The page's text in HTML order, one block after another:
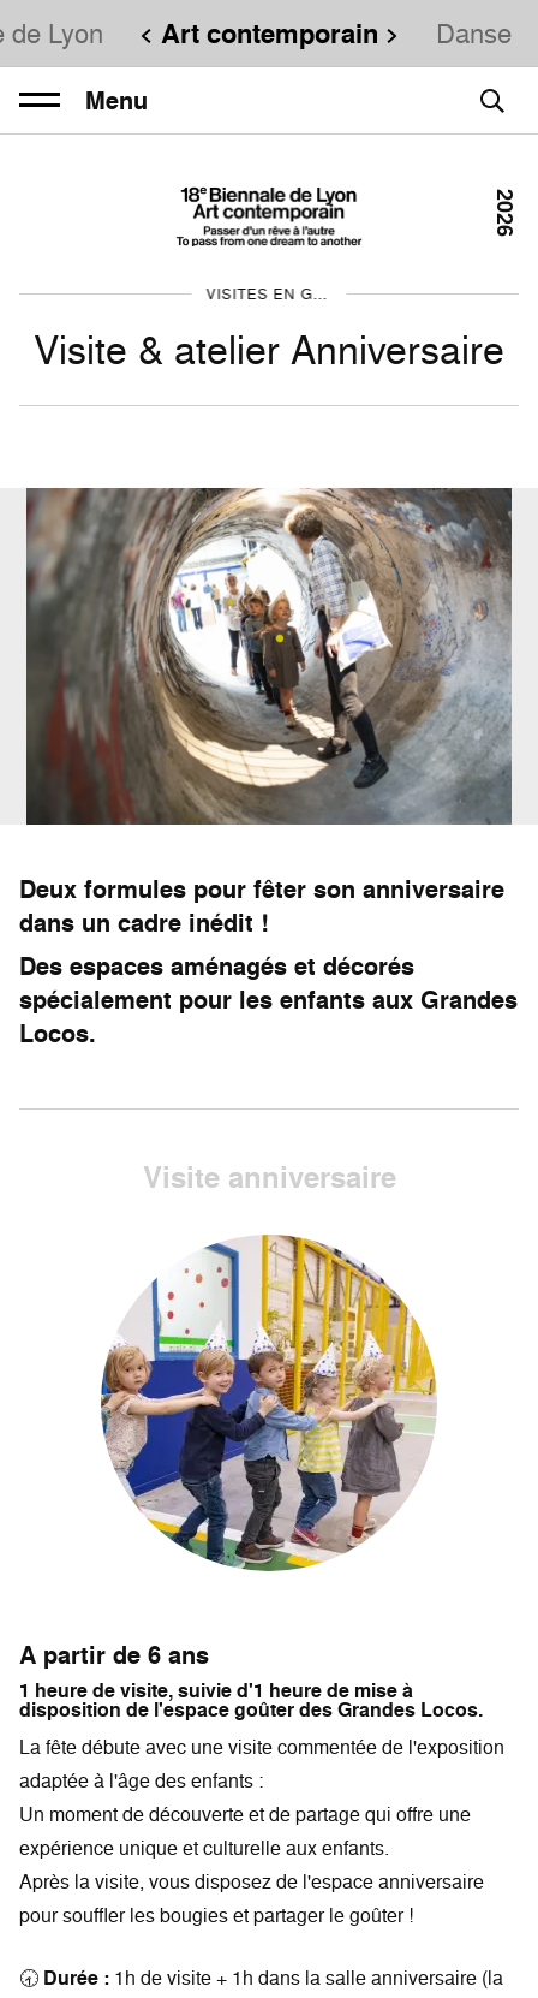
de Lyon Art contemporain Danse
Menu
VISITES EN GROUPE
Visite & atelier Anniversaire
2026
Deux formules pour fêter son anniversaire
dans un cadre inédit !
Des espaces aménagés et décorés
spécialement pour les enfants aux Grandes
Locos.
Visite anniversaire
A partir de 6 ans
1 heure de visite, suivie d'1 heure de mise à
disposition de l'espace goûter des Grandes Locos.
La fête débute avec une visite commentée de l'exposition
adaptée à l'âge des enfants :
Un moment de découverte et de partage qui offre une
expérience unique et culturelle aux enfants.
Après la visite, vous disposez de l'espace anniversaire
pour souffler les bougies et partager le goûter !
🕣 Durée : 1h de visite + 1h dans la salle anniversaire (la